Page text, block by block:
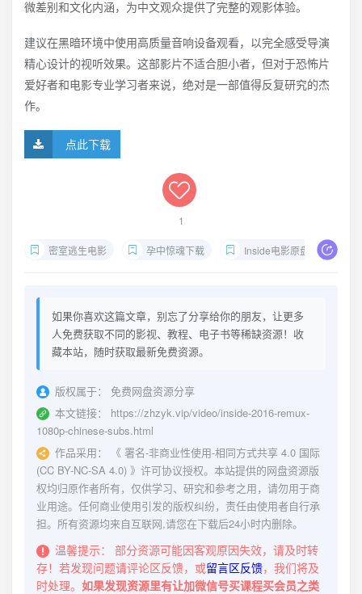
微差别和文化内涵，为中文观众提供了完整的观影体验。
建议在黑暗环境中使用高质量音响设备观看，以完全感受导演
精心设计的视听效果。这部影片不适合胆小者，但对于恐怖片
爱好者和电影专业学习者来说，绝对是一部值得反复研究的杰
作。
点此下载
1
密室逃生电影 孕中惊魂下载 Inside电影原盘
如果你喜欢这篇文章，别忘了分享给你的朋友，让更多
人免费获取不同的影视、教程、电子书等稀缺资源！收
藏本站，随时获取最新免费资源。
版权属于：
免费网盘资源分享
本文链接：
https://zhzyk.vip/video/inside-2016-remux-
1080p-chinese-subs.html
作品采用：
《 署名-非商业性使用-相同方式共享 4.0 国际
(CC BY-NC-SA 4.0) 》许可协议授权。本站提供的网盘资源版
权均归原作者所有，仅供学习、研究和参考之用，请勿用于商
业用途。任何商业使用引发的版权纠纷，责任由使用者自行承
担。所有资源均来自互联网,请您在下载后24小时内删除。
温馨提示：
部分资源可能因客观原因失效，请及时转
存！若发现问题请评论区反馈，或留言区反馈，我们将及
时处理。 如果发现资源里有让加微信号买课程买会员之类